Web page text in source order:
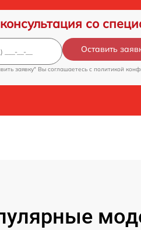
со
Оставить
заявку" Вы соглашаетесь c политикой